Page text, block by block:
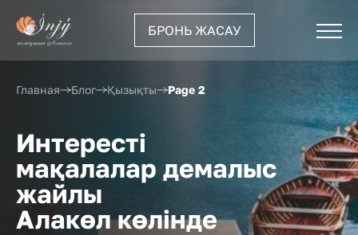
БРОНЬ ЖАСАУ
Главная Блог Қызықты Page 2
Интересті
мақалалар демалыс
жайлы
Алакөл көлінде